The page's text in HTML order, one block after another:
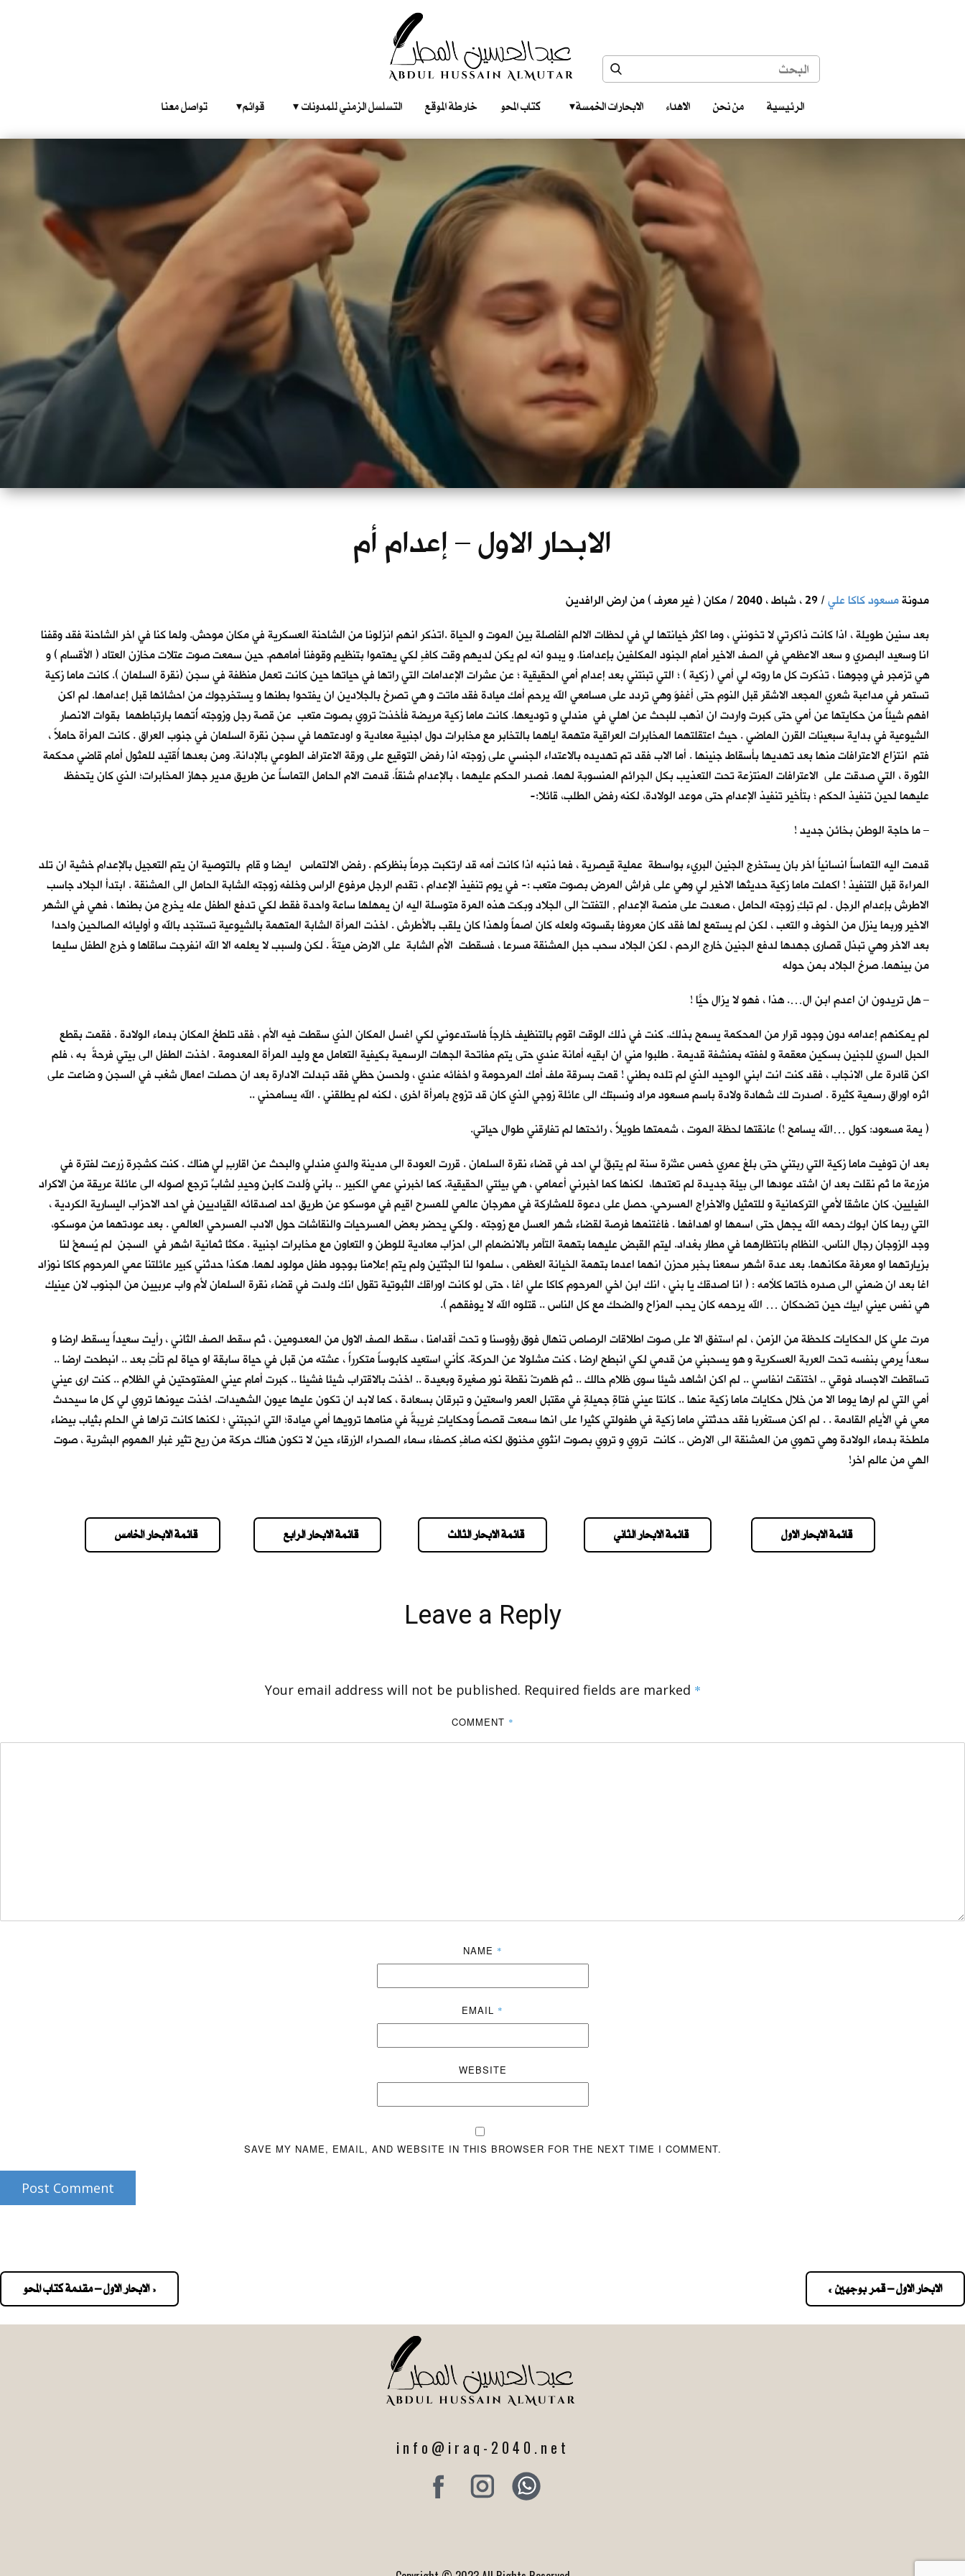
الرئيسية من نحن الاهداء الابحارات الخمسة ‎ ‎ ‎ كتاب المحو خارطة الموقع التسلسل الزمني للمدونات‎ ‎ ‎ ‎ ‎ قوائم‎ ‎ ‎ ‎ تواصل معنا
الابحار الاول – إعدام أم
مدونةمسعود كاكا علي/ 29 ، شباط ، 2040 / مكان ( غير معرف ) من ارض الرافدين
بعد سنين طويلة ، اذا كانت ذاكرتي لا تخونني ، وما اكثر خيانتها لي في لحظات الالم الفاصلة بين الموت و الحياة .اتذكر انهم انزلونا من الشاحنة العسكرية في مكان موحش. ولما كنا في اخر الشاحنة فقد وقفنا
انا وسعيد البصري و سعد الاعظمي في الصف الاخير أمام الجنود المكلفين بإعدامنا. و يبدو انه لم يكن لديهم وقت كافٍ لكي يهتموا بتنظيم وقوفنا أمامهم. حين سمعت صوت عتلات مخازن العتاد ( الأقسام ) و
هي تزمجر في وجوهنا ، تذكرت كل ما روته لي أمي ( زكية ) ؛ التي تبنتني بعد إعدام أمي الحقيقية ؛ عن عشرات الإعدامات التي راتها في حياتها حين كانت تعمل منظفة في سجن (نقرة السلمان ). كانت ماما زكية
تستمر في مداعبة شعري المجعد الاشقر قبل النوم حتى أغفوَ وهي تردد على مسامعي الله يرحم أمك ميادة فقد ماتت و هي تصرخ بالجلادين ان يفتحوا بطنها و يستخرجوك من احشائها قبل إعدامها. لم اكن
افهم شيئاً من حكايتها عن أمي حتى كبرت واردت ان اذهب للبحث عن اهلي في مندلي و توديعها. كانت ماما زكية مريضة فأخذتْ تروي بصوت متعب عن قصة رجل وزوجته أُتهما بارتباطهما بقوات الانصار
الشيوعية في بداية سبعينات القرن الماضي . حيث اعتقلتهما المخابرات العراقية متهمة اياهما بالتخابر مع مخابرات دول اجنبية معادية و اودعتهما في سجن نقرة السلمان في جنوب العراق . كانت المرأة حاملاً ،
فتم انتزاع الاعترافات منها بعد تهديها بأسقاط جنينها . أما الاب فقد تم تهديده بالاعتداء الجنسي على زوجته اذا رفض التوقيع على ورقة الاعتراف الطوعي بالإدانة. ومن بعدها اُقتيد للمثول أمام قاضي محكمة
الثورة ، التي صدقت على الاعترافات المنتزعة تحت التعذيب بكل الجرائم المنسوبة لهما. فصدر الحكم عليهما ، بالإعدام شنقاً. قدمت الام الحامل التماساً عن طريق مدير جهاز المخابرات؛ الذي كان يتحفظ
عليهما لحين تنفيذ الحكم ؛ بتأخير تنفيذ الإعدام حتى موعد الولادة، لكنه رفض الطلب، قائلا:-
– ما حاجة الوطن بخائن جديد !
قدمت اليه التماساً انسانياً اخر بان يستخرج الجنين البريء بواسطة عملية قيصرية ، فما ذنبه اذا كانت أمه قد ارتكبت جرماً بنظركم . رفض الالتماس ايضا و قام بالتوصية ان يتم التعجيل بالإعدام خشية ان تلد
المراءة قبل التنفيذ ! اكملت ماما زكية حديثها الاخير لي وهي على فراش المرض بصوت متعب :- في يوم تنفيذ الإعدام ، تقدم الرجل مرفوع الراس وخلفه زوجته الشابة الحامل الى المشنقة . ابتدأ الجلاد جاسب
الاطرش بإعدام الرجل . لم تبكِ زوجته الحامل ، صعدت على منصة الإعدام , التفتتْ الى الجلاد وبكت هذه المرة متوسلة اليه ان يمهلها ساعة واحدة فقط لكي تدفع الطفل عله يخرج من بطنها ، فهي في الشهر
الاخير وربما ينزل من الخوف و التعب ، لكن لم يستمع لها فقد كان معروفا بقسوته ولعله كان اصماً ولهذا كان يلقب بالأطرش . اخذت المرأة الشابة المتهمة بالشيوعية تستنجد بالله و أوليائه الصالحين واحدا
بعد الاخر وهي تبذل قصارى جهدها لدفع الجنين خارج الرحم ، لكن الجلاد سحب حبل المشنقة مسرعا ، فسقطت الأم الشابة على الارض ميتةً . لكن ولسبب لا يعلمه الا الله انفرجت ساقاها و خرج الطفل سليما
من بينهما. صرخ الجلاد بمن حوله
– هل تريدون ان اعدم ابن ال…. هذا ، فهو لا يزال حيّاً !
لم يمكنهم إعدامه دون وجود قرار من المحكمة يسمح بذلك. كنت في ذلك الوقت اقوم بالتنظيف خارجاً فاستدعوني لكي اغسل المكان الذي سقطت فيه الأم ، فقد تلطخ المكان بدماء الولادة . فقمت بقطع
الحبل السري للجنين بسكين معقمة و لففته بمنشفة قديمة . طلبوا مني ان ابقيه أمانة عندي حتى يتم مفاتحة الجهات الرسمية بكيفية التعامل مع وليد المرأة المعدومة . اخذت الطفل الى بيتي فرحةً به ، فلم
اكن قادرة على الانجاب ، فقد كنت انت ابني الوحيد الذي لم تلده بطني ! قمت بسرقة ملف أمك المرحومة و اخفائه عندي ، ولحسن حظي فقد تبدلت الادارة بعد ان حصلت اعمال شغب في السجن و ضاعت على
اثره اوراق رسمية كثيرة . اصدرت لك شهادة ولادة باسم مسعود مراد ونسبتك الى عائلة زوجي الذي كان قد تزوج بامرأة اخرى ، لكنه لم يطلقني . الله يسامحني ..
( يمة مسعود: كول …الله يسامح !) عانقتها لحظة الموت ، شممتها طويلاً ، رائحتها لم تفارقني طوال حياتي.
بعد ان توفيت ماما زكية التي ربتني حتى بلغ عمري خمس عشْرة سنة لم يتبقَّ لي احد في قضاء نقرة السلمان . قررت العودة الى مدينة والدي مندلي والبحث عن اقاربٍ لي هناك . كنت كشجرة زرعت لفترة في
مزرعة ما ثم نقلت بعد ان اشتد عودها الى بيئة جديدة لم تعتدها، لكنها كما اخبرني أعمامي ، هي بيئتي الحقيقية. كما اخبرني عمي الكبير .. باني وُلدت كابنٍ وحيدٍ لشابٍّ ترجع اصوله الى عائلة عريقة من الاكراد
الفيليين. كان عاشقا لأمي التركمانية و للتمثيل والاخراج المسرحي. حصل على دعوة للمشاركة في مهرجان عالمي للمسرح اقيم في موسكو عن طريق احد اصدقائه القياديين في احد الاحزاب اليسارية الكردية ،
التي ربما كان ابوك رحمه الله يجهل حتى اسمها او اهدافها . فاغتنمها فرصة لقضاء شهر العسل مع زوجته . ولكي يحضر بعض المسرحيات والنقاشات حول الادب المسرحي العالمي . بعد عودتهما من موسكو،
وجد الزوجان رجال الناس. النظام بانتظارهما في مطار بغداد. ليتم القبض عليهما بتهمة التآمر بالانضمام الى احزاب معادية للوطن و التعاون مع مخابرات اجنبية . مكثا ثمانية اشهر في السجن لم يُسمحْ لنا
بزيارتهما او معرفة مكانهما. بعد عدة اشهر سمعنا بخبر محزن انهما اعدما بتهمة الخيانة العظمى ، سلموا لنا الجثتين ولم يتم إعلامنا بوجود طفل مولود لهما. هكذا حدثني كبير عائلتنا عمي المرحوم كاكا نوزاد
اغا بعد ان ضمني الى صدره خاتما كلأمه : ( انا اصدقك يا بني ، انك ابن اخي المرحوم كاكا علي اغا ، حتى لو كانت اوراقك الثبوتية تقول انك ولدت في قضاء نقرة السلمان لأم واب عربيين من الجنوب لان عينيك
هي نفس عيني ابيك حين تضحكان … الله يرحمه كان يحب المزاح والضحك مع كل الناس .. قتلوه الله لا يوفقهم ).
مرت علي كل الحكايات كلحظة من الزمن ، لم استفق الا على صوت اطلاقات الرصاص تنهال فوق رؤوسنا و تحت أقدامنا ، سقط الصف الاول من المعدومين ، ثم سقط الصف الثاني ، رأيت سعيداً يسقط ارضا و
سعداً يرمي بنفسه تحت العربة العسكرية و هو يسحبني من قدمي لكي انبطح ارضا ، كنت مشلولا عن الحركة. كأني استعيد كابوساً متكرراً ، عشته من قبل في حياة سابقة او حياة لم تأتِ بعد .. انبطحت ارضا ..
تساقطت الاجساد فوقي .. اختنقت انفاسي .. لم اكن اشاهد شيئا سوى ظلام حالك .. ثم ظهرتْ نقطة نور صغيرة وبعيدة .. اخذت بالاقتراب شيئا فشيئا .. كبرت أمام عيني المفتوحتين في الظلام .. كنت ارى عيني
أمي التي لم ارها يوما الا من خلال حكايات ماما زكية عنها .. كانتا عيني فتاةٍ جميلةٍ في مقتبل العمر واسعتين و تبرقان بسعادة ، كما لابد ان تكون عليها عيون الشهيدات. اخذت عيونها تروي لي كل ما سيحدث
معي في الأيام القادمة . . لم اكن مستغربا فقد حدثتني ماما زكية في طفولتي كثيرا على انها سمعت قصصاً وحكاياتٍ غريبةً في منامها ترويها أمي ميادة؛ التي انجبتني ؛ لكنها كانت تراها في الحلم بثياب بيضاء
ملطخة بدماء الولادة وهي تهوي من المشنقة الى الارض .. كانت تروي و تروي بصوت انثوي مخنوق لكنه صافٍ كصفاء سماء الصحراء الزرقاء حين لا تكون هناك حركة من ريح تثير غبار الهموم البشرية ، صوت
الهي من عالم اخر!
قائمة الابحار الخامس قائمة الابحار الرابع قائمة الابحار الثالث قائمة الابحار الثاني قائمة الابحار الاول
Leave a Reply
Your email address will not be published. Required fields are marked *
COMMENT *
NAME *
EMAIL *
WEBSITE
SAVE MY NAME, EMAIL, AND WEBSITE IN THIS BROWSER FOR THE NEXT TIME I COMMENT.
Post Comment
Post
« الابحار الاول – مقدمة كتاب المحو الابحار الاول – قمر بوجهين »
info@iraq-2040.net